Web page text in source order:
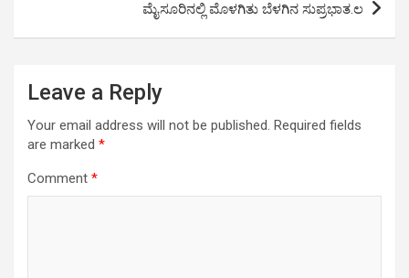
ಮೈಸೂರಿನಲ್ಲಿ ಮೊಳಗಿತು ಬೆಳಗಿನ ಸುಪ್ರಭಾತ.ಲ
Leave a Reply
Your email address will not be published. Required fields
are marked *
Comment *